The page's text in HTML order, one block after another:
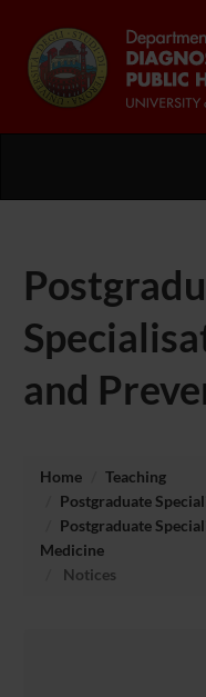
and
Home
Teaching
Postgraduate
Postgraduate
Medicine
Notices